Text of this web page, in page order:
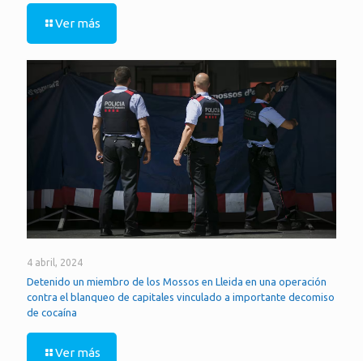
Ver más
4 abril, 2024
Detenido un miembro de los Mossos en Lleida en una operación
contra el blanqueo de capitales vinculado a importante decomiso
de cocaína
Ver más